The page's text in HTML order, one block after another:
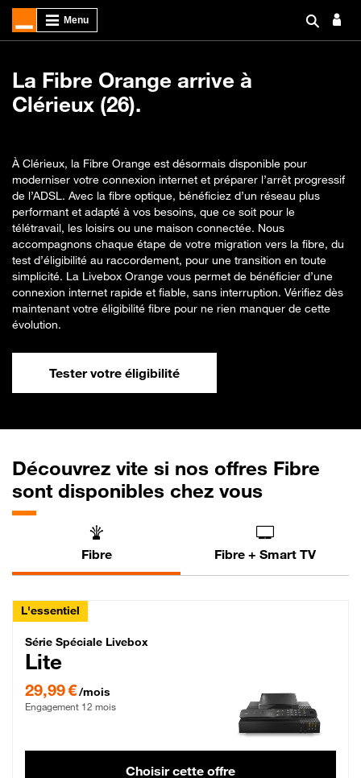
La Fibre Orange arrive à
Clérieux (26).
À Clérieux, la Fibre Orange est désormais disponible pour
moderniser votre connexion internet et préparer l’arrêt progressif
de l’ADSL. Avec la fibre optique, bénéficiez d’un réseau plus
performant et adapté à vos besoins, que ce soit pour le
télétravail, les loisirs ou une maison connectée. Nous
accompagnons chaque étape de votre migration vers la fibre, du
test d’éligibilité au raccordement, pour une transition en toute
simplicité. La Livebox Orange vous permet de bénéficier d’une
connexion internet rapide et fiable, sans interruption. Vérifiez dès
maintenant votre éligibilité fibre pour ne rien manquer de cette
évolution.
Tester votre éligibilité
Découvrez vite si nos offres Fibre
sont disponibles chez vous
Fibre Fibre + Smart TV
L'essentiel
Série Spéciale Livebox Lite Fibre
Série Spéciale Livebox
Lite
29,99 €/mois
Engagement 12 mois
Choisir cette offre